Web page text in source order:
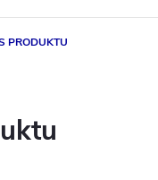
PRODUKTU